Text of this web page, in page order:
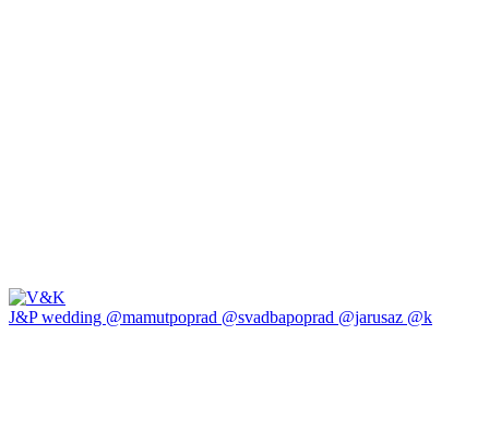
J&P wedding @mamutpoprad @svadbapoprad @jarusaz @k